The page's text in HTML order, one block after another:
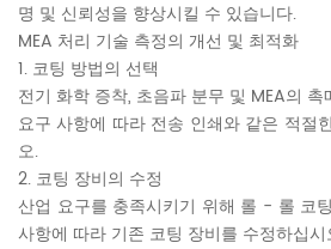
명 및 신뢰성을 향상시킬 수 있습니다.
MEA 처리 기술 측정의 개선 및 최적화
1. 코팅 방법의 선택
전기 화학 증착, 초음파 분무 및 MEA의
요구 사항에 따라 전송 인쇄와 같은 적절
오.
2. 코팅 장비의 수정
산업 요구를 충족시키기 위해 롤 - 롤 코
사항에 따라 기존 코팅 장비를 수정하십시